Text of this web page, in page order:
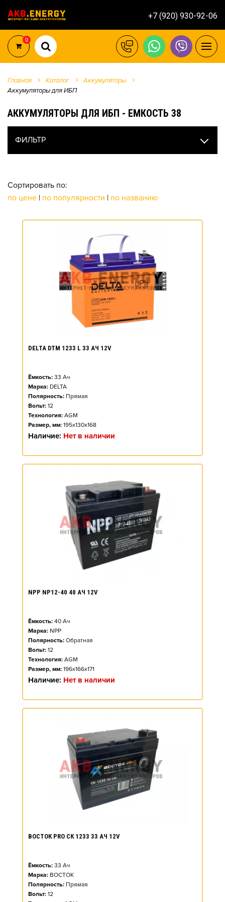
+7 (920) 930-92-06
0
Главная Каталог
Аккумуляторы
Аккумуляторы для ИБП
АККУМУЛЯТОРЫ ДЛЯ ИБП - ЕМКОСТЬ 38
ФИЛЬТР
Сортировать по:
по цене | по популярности | по названию
DELTA DTM 1233 L 33 АЧ 12V
Ёмкость: 33 Ач
Марка: DELTA
Полярность: Прямая
Вольт: 12
Технология: AGM
Размер, мм: 195x130x168
Наличие: Нет в наличии
NPP NP12-40 40 АЧ 12V
Ёмкость: 40 Ач
Марка: NPP
Полярность: Обратная
Вольт: 12
Технология: AGM
Размер, мм: 196x166x171
Наличие: Нет в наличии
ВОСТОК PRO СК 1233 33 АЧ 12V
Ёмкость: 33 Ач
Марка: ВОСТОК
Полярность: Прямая
Вольт: 12